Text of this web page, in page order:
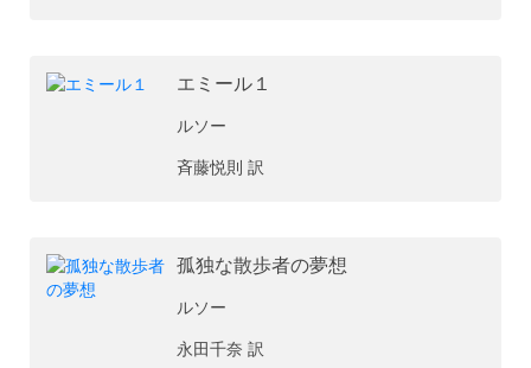
エミール１
ルソー
斉藤悦則 訳
孤独な散歩者の夢想
ルソー
永田千奈 訳